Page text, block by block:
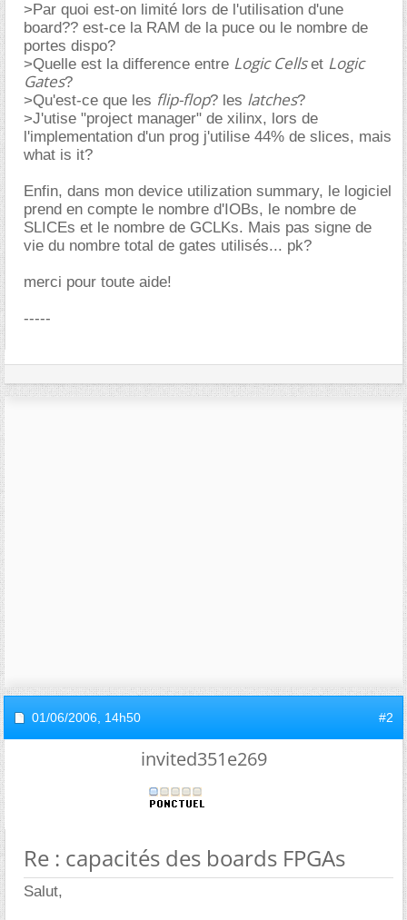
>Par quoi est-on limité lors de l'utilisation d'une
board?? est-ce la RAM de la puce ou le nombre de
portes dispo?
>Quelle est la difference entre Logic Cellset Logic
Gates?
>Qu'est-ce que les flip-flop? les latches?
>J'utise "project manager" de xilinx, lors de
l'implementation d'un prog j'utilise 44% de slices, mais
what is it?
Enfin, dans mon device utilization summary, le logiciel
prend en compte le nombre d'IOBs, le nombre de
SLICEs et le nombre de GCLKs. Mais pas signe de
vie du nombre total de gates utilisés... pk?
merci pour toute aide!
-----
01/06/2006, 14h50 #2
invited351e269
Re : capacités des boards FPGAs
Salut,